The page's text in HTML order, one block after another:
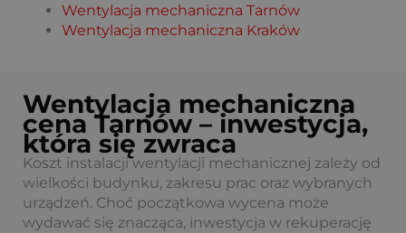
Wentylacja mechaniczna Tarnów
Wentylacja mechaniczna Kraków
Wentylacja mechaniczna
cena Tarnów – inwestycja,
która się zwraca
Koszt instalacji wentylacji mechanicznej zależy od
wielkości budynku, zakresu prac oraz wybranych
urządzeń. Choć początkowa wycena może
wydawać się znacząca, inwestycja w rekuperację